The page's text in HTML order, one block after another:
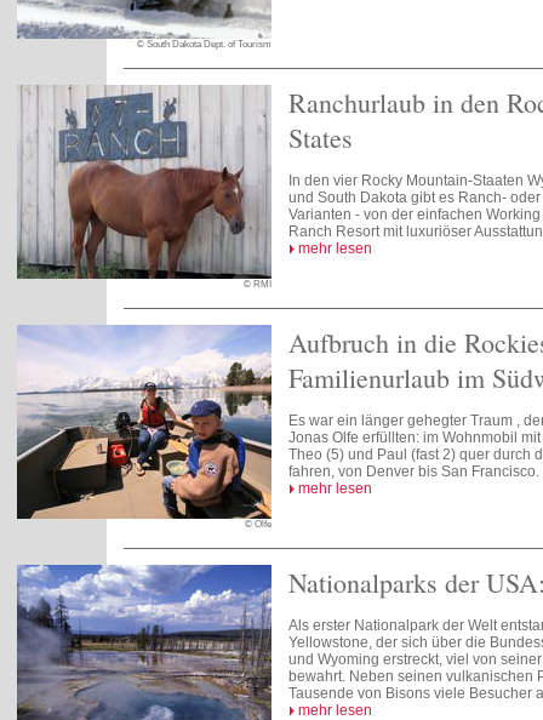
© South Dakota Dept. of Tourism
© RMI
Ranchurlaub in den
States
In den vier Rocky Mountain-Staaten
und South Dakota gibt es Ranch-
Varianten - von der einfachen
Ranch Resort mit luxuriöser
mehr lesen
© Olfe
Aufbruch in die
Familienurlaub im
Es war ein länger gehegter Traum ,
Jonas Olfe erfüllten: im Wohnmobil
Theo (5) und Paul (fast 2) quer durch
fahren, von Denver bis San
mehr lesen
Nationalparks der
Als erster Nationalpark der Welt
Yellowstone, der sich über die
und Wyoming erstreckt, viel von
bewahrt. Neben seinen vulkanischen
Tausende von Bisons viele Besucher
mehr lesen